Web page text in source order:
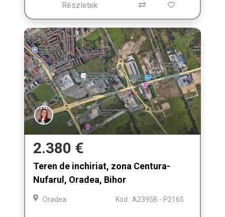
Részletek
2.380 €
Teren de inchiriat, zona Centura-
Nufarul, Oradea, Bihor
Oradea Kód : A2395B - P2165